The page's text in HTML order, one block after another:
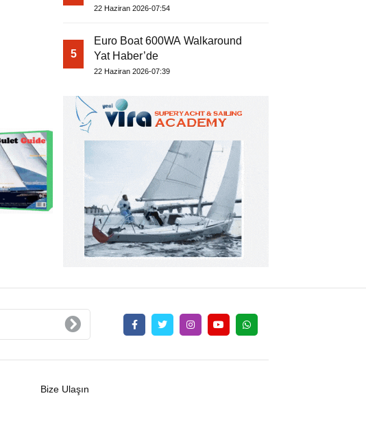
22 Haziran 2026-07:54
5
Euro Boat 600WA Walkaround
Yat Haber’de
22 Haziran 2026-07:39
Bize Ulaşın